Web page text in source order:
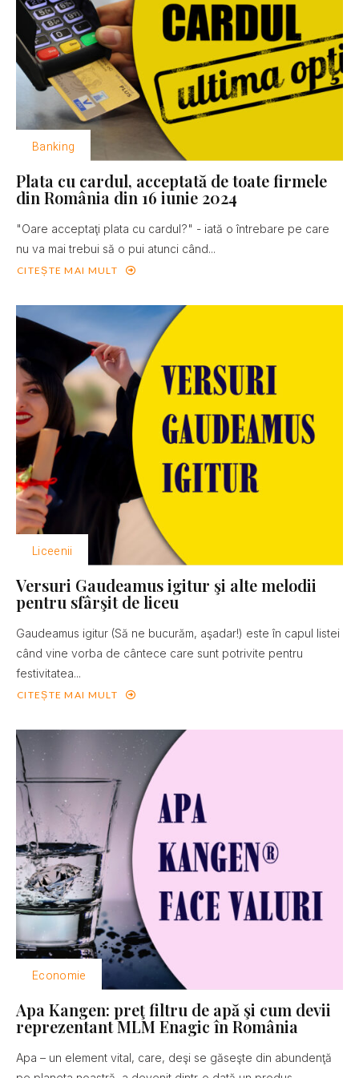
Banking
Plata cu cardul, acceptată de toate firmele
din România din 16 iunie 2024
"Oare acceptaţi plata cu cardul?" - iată o întrebare pe care
nu va mai trebui să o pui atunci când...
CITEȘTE MAI MULT
Liceenii
Versuri Gaudeamus igitur şi alte melodii
pentru sfârşit de liceu
Gaudeamus igitur (Să ne bucurăm, aşadar!) este în capul listei
când vine vorba de cântece care sunt potrivite pentru
festivitatea...
CITEȘTE MAI MULT
Economie
Apa Kangen: preţ filtru de apă şi cum devii
reprezentant MLM Enagic în România
Apa – un element vital, care, deşi se găseşte din abundenţă